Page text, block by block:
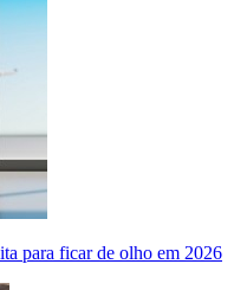
para ficar de olho em 2026